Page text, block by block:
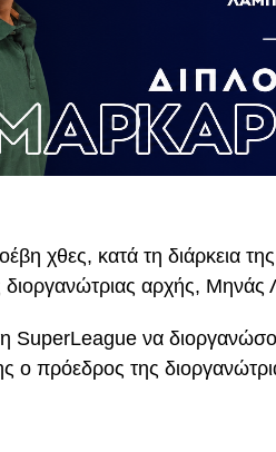
χθες, κατά τη διάρκεια
αρχής, Μηνάς
SuperLeague να
ο πρόεδρος της